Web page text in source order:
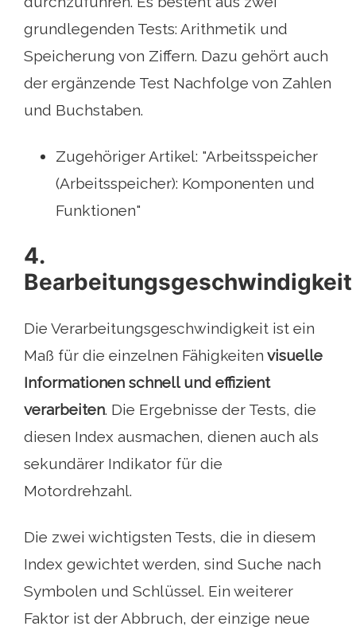
grundlegenden Tests: Arithmetik und
Speicherung von Ziffern. Dazu gehört auch
der ergänzende Test Nachfolge von Zahlen
und Buchstaben.
Zugehöriger Artikel: "Arbeitsspeicher
(Arbeitsspeicher): Komponenten und
Funktionen"
4.
Bearbeitungsgeschwindigkeit
Die Verarbeitungsgeschwindigkeit ist ein
Maß für die einzelnen Fähigkeiten visuelle
Informationen schnell und effizient
verarbeiten. Die Ergebnisse der Tests, die
diesen Index ausmachen, dienen auch als
sekundärer Indikator für die
Motordrehzahl.
Die zwei wichtigsten Tests, die in diesem
Index gewichtet werden, sind Suche nach
Symbolen und Schlüssel. Ein weiterer
Faktor ist der Abbruch, der einzige neue